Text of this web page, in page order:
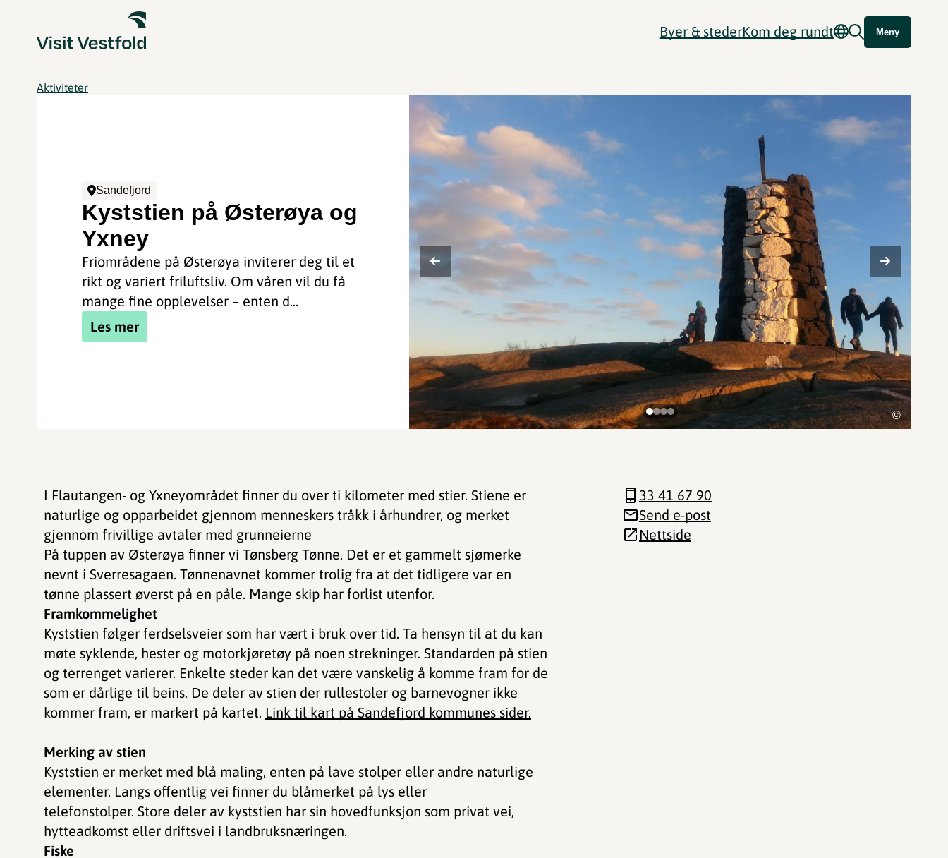
Byer & stederKom deg rundt Meny
Aktiviteter
Sandefjord
Kyststien på Østerøya og
Yxney
Friområdene på Østerøya inviterer deg til et
rikt og variert friluftsliv. Om våren vil du få
mange fine opplevelser – enten d...
Les mer
©
I Flautangen- og Yxneyområdet finner du over ti kilometer med stier. Stiene er
naturlige og opparbeidet gjennom menneskers tråkk i århundrer, og merket
gjennom frivillige avtaler med grunneierne
På tuppen av Østerøya finner vi Tønsberg Tønne. Det er et gammelt sjømerke
nevnt i Sverresagaen. Tønnenavnet kommer trolig fra at det tidligere var en
tønne plassert øverst på en påle. Mange skip har forlist utenfor.
Framkommelighet
Kyststien følger ferdselsveier som har vært i bruk over tid. Ta hensyn til at du kan
møte syklende, hester og motorkjøretøy på noen strekninger. Standarden på stien
og terrenget varierer. Enkelte steder kan det være vanskelig å komme fram for de
som er dårlige til beins. De deler av stien der rullestoler og barnevogner ikke
kommer fram, er markert på kartet. Link til kart på Sandefjord kommunes sider.
Merking av stien
Kyststien er merket med blå maling, enten på lave stolper eller andre naturlige
elementer. Langs offentlig vei finner du blåmerket på lys eller
telefonstolper. Store deler av kyststien har sin hovedfunksjon som privat vei,
hytteadkomst eller driftsvei i landbruksnæringen.
Fiske
33 41 67 90
Send e-post
Nettside